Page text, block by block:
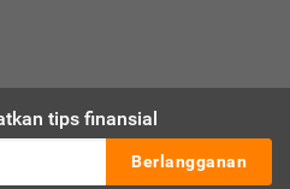
tips finansial
Berlangganan